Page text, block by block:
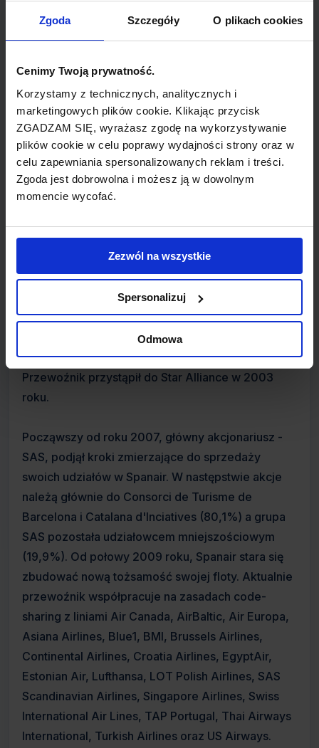
Zgoda Szczegóły O plikach cookies
Cenimy Twoją prywatność.
Korzystamy z technicznych, analitycznych i
marketingowych plików cookie. Klikając przycisk
ZGADZAM SIĘ, wyrażasz zgodę na wykorzystywanie
plików cookie w celu poprawy wydajności strony oraz w
celu zapewniania spersonalizowanych reklam i treści.
Zgoda jest dobrowolna i możesz ją w dowolnym
momencie wycofać.
Zezwól na wszystkie
Spersonalizuj
Odmowa
Spanair to hiszpańskie linie lotnicze z siedzibą w
L'Hospitalet de Llobregat, położonym w pobliżu
jako spółka SAS i turystycznej firmy Viajes
Marsans, a właściwa ich działalność rozpoczęła się
2 lata później. Długodystansowe loty do USA,
Meksyku oraz na Dominikanę ruszyły w roku 1991,
uzupełnione o regularne loty krajowe w 1994.
Trasy transatlantyckie do Waszyngtonu i Buenos
Aires, obsługiwano maszyną Boeing 767-300ER.
Przewoźnik przystąpił do Star Alliance w 2003
roku.
Począwszy od roku 2007, główny akcjonariusz -
SAS, podjął kroki zmierzające do sprzedaży
swoich udziałów w Spanair. W następstwie akcje
należą głównie do Consorci de Turisme de
Barcelona i Catalana d'Inciatives (80,1%) a grupa
SAS pozostała udziałowcem mniejszościowym
(19,9%). Od połowy 2009 roku, Spanair stara się
zbudować nową tożsamość swojej floty. Aktualnie
przewoźnik współpracuje na zasadach code-
sharing z liniami Air Canada, AirBaltic, Air Europa,
Asiana Airlines, Blue1, BMI, Brussels Airlines,
Continental Airlines, Croatia Airlines, EgyptAir,
Estonian Air, Lufthansa, LOT Polish Airlines, SAS
Scandinavian Airlines, Singapore Airlines, Swiss
International Air Lines, TAP Portugal, Thai Airways
International, Turkish Airlines oraz US Airways.